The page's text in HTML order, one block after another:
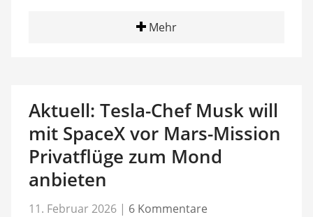
Mehr
Aktuell: Tesla-Chef Musk will
mit SpaceX vor Mars-Mission
Privatflüge zum Mond
anbieten
11. Februar 2026 | 6 Kommentare